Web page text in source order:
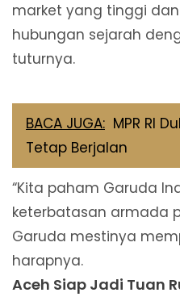
market yang tinggi
hubungan sejarah
tuturnya.
BACA JUGA: MPR RI
Tetap Berjalan
“Kita paham Garuda
keterbatasan armada
Garuda mestinya
harapnya.
Aceh Siap Jadi Tuan